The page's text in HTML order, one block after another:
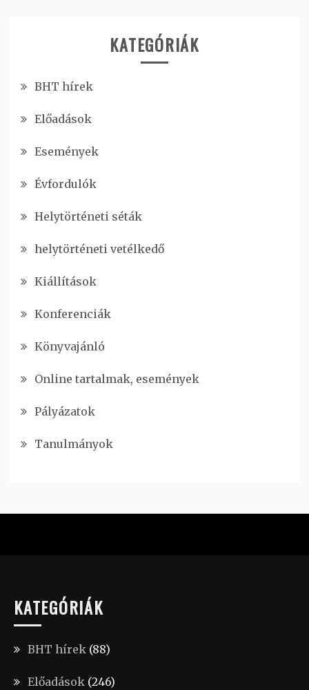
KATEGÓRIÁK
BHT hírek
Előadások
Események
Évfordulók
Helytörténeti séták
helytörténeti vetélkedő
Kiállítások
Konferenciák
Könyvajánló
Online tartalmak, események
Pályázatok
Tanulmányok
KATEGÓRIÁK
BHT hírek (88)
Előadások (246)